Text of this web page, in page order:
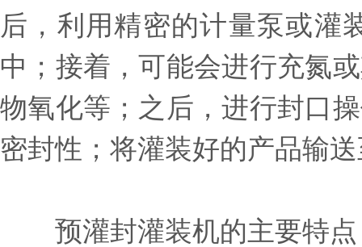
后，利用精密的计量泵或灌
中；接着，可能会进行充氮
物氧化等；之后，进行封口
密封性；将灌装好的产品输
预灌封灌装机的主要特点